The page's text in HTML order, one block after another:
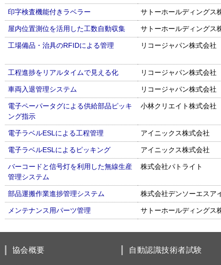
印字検査機能付きラベラー サトーホールディングス
屋内位置測位を活用した工数自動収集 サトーホールディングス
工場備品・治具のRFIDによる管理 リコージャパン株式会社
工程進捗をリアルタイムで見える化 リコージャパン株式会社
車両入退管理システム リコージャパン株式会社
電子ペーパータグによる供給部品ピッキ
ング指示
小林クリエイト株式会社
電子ラベルESLによる工程管理 アイニックス株式会社
電子ラベルESLによるピッキング アイニックス株式会社
バーコードと信号灯を利用した無線生産
管理システム
株式会社パトライト
部品運搬作業進捗管理システム 株式会社デンソーエスア
メンテナンス用パーツ管理 サトーホールディングス
協会概要 自動認識技術者試験